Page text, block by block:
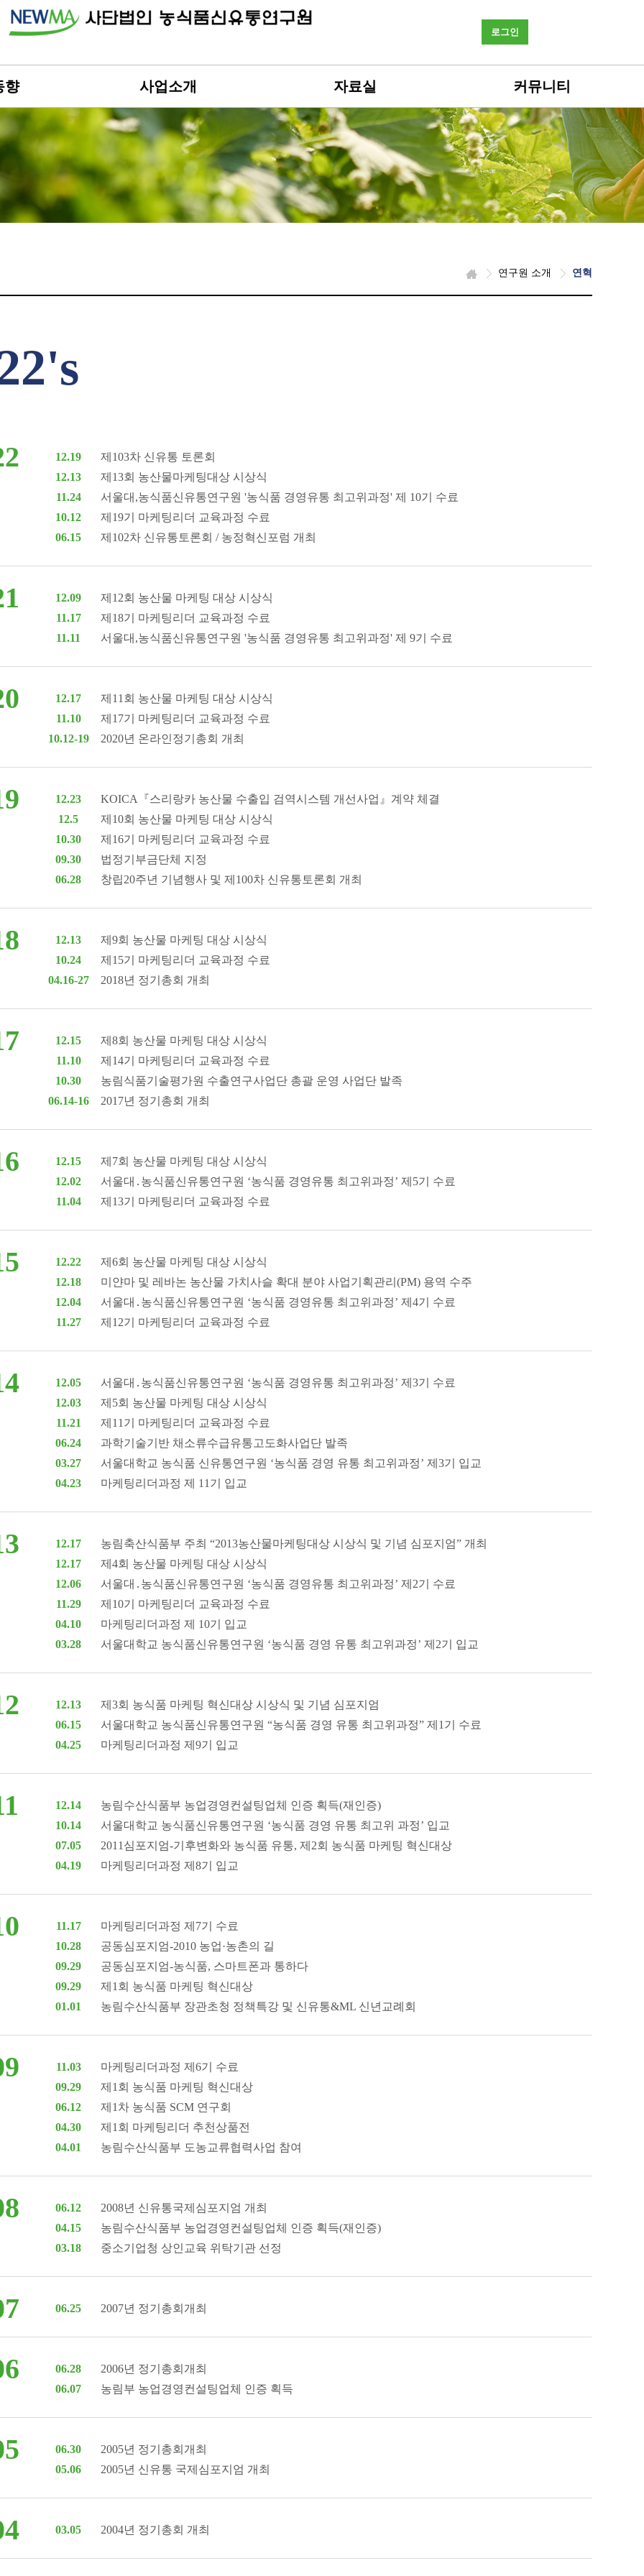
로그인
향 사업소개 자료실 커뮤니티
연구원 소개 연혁
12.19
제103차 신유통 토론회
12.13
제13회 농산물마케팅대상 시상식
11.24
서울대,농식품신유통연구원 '농식품 경영유통 최고위과정' 제 10기 수료
10.12
제19기 마케팅리더 교육과정 수료
06.15
제102차 신유통토론회 / 농정혁신포럼 개최
12.09
제12회 농산물 마케팅 대상 시상식
11.17
제18기 마케팅리더 교육과정 수료
11.11
서울대,농식품신유통연구원 '농식품 경영유통 최고위과정' 제 9기 수료
12.17
제11회 농산물 마케팅 대상 시상식
11.10
제17기 마케팅리더 교육과정 수료
10.12-19
2020년 온라인정기총회 개최
12.23
KOICA『스리랑카 농산물 수출입 검역시스템 개선사업』계약 체결
12.5
제10회 농산물 마케팅 대상 시상식
10.30
제16기 마케팅리더 교육과정 수료
09.30
법정기부금단체 지정
06.28
창립20주년 기념행사 및 제100차 신유통토론회 개최
12.13
제9회 농산물 마케팅 대상 시상식
10.24
제15기 마케팅리더 교육과정 수료
04.16-27
2018년 정기총회 개최
12.15
제8회 농산물 마케팅 대상 시상식
11.10
제14기 마케팅리더 교육과정 수료
10.30
농림식품기술평가원 수출연구사업단 총괄 운영 사업단 발족
06.14-16
2017년 정기총회 개최
12.15
제7회 농산물 마케팅 대상 시상식
12.02
서울대․농식품신유통연구원 ‘농식품 경영유통 최고위과정’ 제5기 수료
11.04
제13기 마케팅리더 교육과정 수료
12.22
제6회 농산물 마케팅 대상 시상식
12.18
미얀마 및 레바논 농산물 가치사슬 확대 분야 사업기획관리(PM) 용역 수주
12.04
서울대․농식품신유통연구원 ‘농식품 경영유통 최고위과정’ 제4기 수료
11.27
제12기 마케팅리더 교육과정 수료
12.05
서울대․농식품신유통연구원 ‘농식품 경영유통 최고위과정’ 제3기 수료
12.03
제5회 농산물 마케팅 대상 시상식
11.21
제11기 마케팅리더 교육과정 수료
06.24
과학기술기반 채소류수급유통고도화사업단 발족
03.27
서울대학교 농식품 신유통연구원 ‘농식품 경영 유통 최고위과정’ 제3기 입교
04.23
마케팅리더과정 제 11기 입교
12.17
농림축산식품부 주최 “2013농산물마케팅대상 시상식 및 기념 심포지엄” 개최
12.17
제4회 농산물 마케팅 대상 시상식
12.06
서울대․농식품신유통연구원 ‘농식품 경영유통 최고위과정’ 제2기 수료
11.29
제10기 마케팅리더 교육과정 수료
04.10
마케팅리더과정 제 10기 입교
03.28
서울대학교 농식품신유통연구원 ‘농식품 경영 유통 최고위과정’ 제2기 입교
12.13
제3회 농식품 마케팅 혁신대상 시상식 및 기념 심포지엄
06.15
서울대학교 농식품신유통연구원 “농식품 경영 유통 최고위과정” 제1기 수료
04.25
마케팅리더과정 제9기 입교
12.14
농림수산식품부 농업경영컨설팅업체 인증 획득(재인증)
10.14
서울대학교 농식품신유통연구원 ‘농식품 경영 유통 최고위 과정’ 입교
07.05
2011심포지엄-기후변화와 농식품 유통, 제2회 농식품 마케팅 혁신대상
04.19
마케팅리더과정 제8기 입교
11.17
마케팅리더과정 제7기 수료
10.28
공동심포지엄-2010 농업·농촌의 길
09.29
공동심포지엄-농식품, 스마트폰과 통하다
09.29
제1회 농식품 마케팅 혁신대상
01.01
농림수산식품부 장관초청 정책특강 및 신유통&ML 신년교례회
11.03
마케팅리더과정 제6기 수료
09.29
제1회 농식품 마케팅 혁신대상
06.12
제1차 농식품 SCM 연구회
04.30
제1회 마케팅리더 추천상품전
04.01
농림수산식품부 도농교류협력사업 참여
06.12
2008년 신유통국제심포지엄 개최
04.15
농림수산식품부 농업경영컨설팅업체 인증 획득(재인증)
03.18
중소기업청 상인교육 위탁기관 선정
06.25 2007년 정기총회개최
06.28
2006년 정기총회개최
06.07
농림부 농업경영컨설팅업체 인증 획득
06.30
2005년 정기총회개최
05.06
2005년 신유통 국제심포지엄 개최
03.05 2004년 정기총회 개최